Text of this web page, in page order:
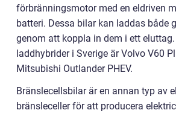
förbränningsmotor med en eldriven
batteri. Dessa bilar kan laddas både
genom att koppla in dem i ett
laddhybrider i Sverige är Volvo V60
Mitsubishi Outlander PHEV.
Bränslecellsbilar är en annan typ av
bränsleceller för att producera